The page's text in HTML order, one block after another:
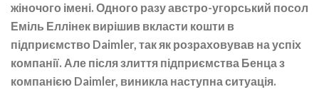
жіночого імені. Одного разу австро-угорський посол
Еміль Еллінек вирішив вкласти кошти в
підприємство Daimler, так як розраховував на успіх
компанії. Але після злиття підприємства Бенца з
компанією Daimler, виникла наступна ситуація.